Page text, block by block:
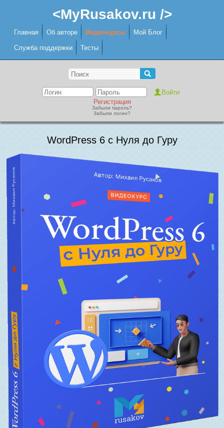
<MyRusakov.ru />
Главная Об авторе Видеокурсы Мой Блог
Служба поддержки Тесты
Регистрация
Забыли пароль?
Забыли логин?
WordPress 6 с Нуля до Гуру